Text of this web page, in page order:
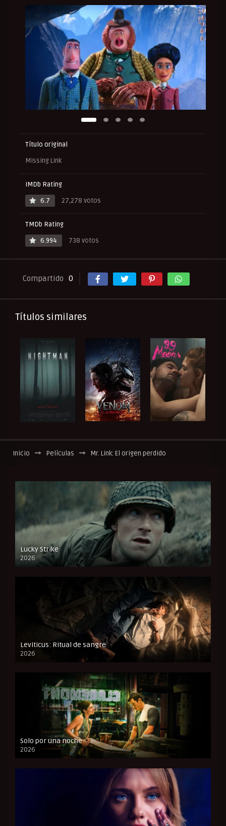
Título original
Missing Link
IMDb Rating
6.7
27,278 votos
TMDb Rating
6.994
738 votos
Compartido 0
Títulos similares
Inicio Películas Mr. Link: El origen perdido
Lucky Strike
2026
FULL HD
Leviticus: Ritual de sangre
2026
FULL HD
Solo por una noche
2026
CAM